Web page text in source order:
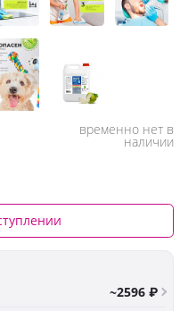
временно нет в
наличии
~2596 ₽